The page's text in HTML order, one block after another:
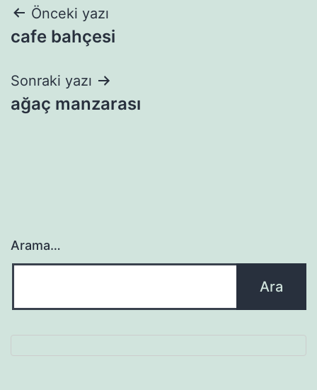
Yazı
gezinmesi
Önceki yazı
cafe bahçesi
Sonraki yazı
ağaç manzarası
Arama…